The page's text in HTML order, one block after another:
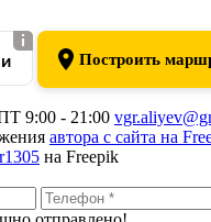
Построить
9:00 - 21:00
автора с сайта на
на Freepik